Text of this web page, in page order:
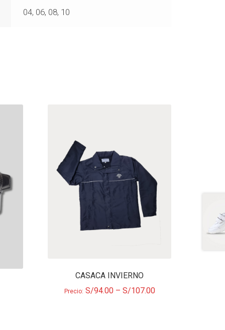
04, 06, 08, 10
CASACA INVIERNO
Precio: S/94.00– S/107.00